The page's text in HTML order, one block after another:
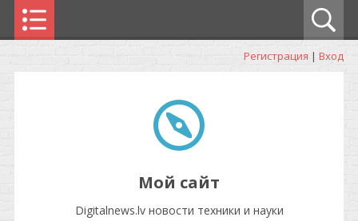
Регистрация | Вход
Мой сайт
Digitalnews.lv новости техники и науки